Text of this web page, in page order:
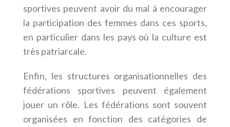
sportives peuvent avoir du mal à encourager
la participation des femmes dans ces sports,
en particulier dans les pays où la culture est
très patriarcale.
Enfin, les structures organisationnelles des
fédérations sportives peuvent également
jouer un rôle. Les fédérations sont souvent
organisées en fonction des catégories de